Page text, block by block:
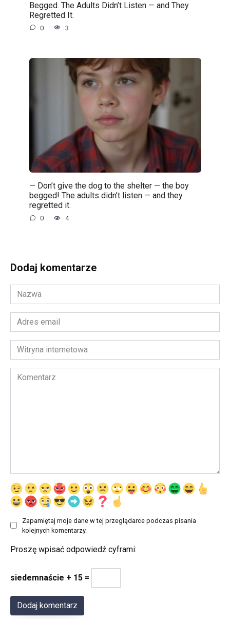
Begged. The Adults Didn’t Listen — and They
Regretted It.
0 3
— Don’t give the dog to the shelter — the boy
begged! The adults didn’t listen — and they
regretted it.
0 4
Dodaj komentarze
Nazwa
*
Adres
email
*Witryna
internetowa
Komentarz
Zapamiętaj moje dane w tej przeglądarce podczas pisania
kolejnych komentarzy.
Proszę wpisać odpowiedź cyframi:
siedemnaście + 15 =